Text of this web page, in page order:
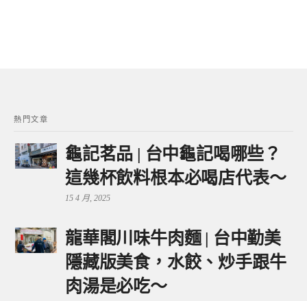
熱門文章
龜記茗品 | 台中龜記喝哪些？
這幾杯飲料根本必喝店代表～
15 4 月, 2025
龍華閣川味牛肉麵 | 台中勤美
隱藏版美食，水餃、炒手跟牛
肉湯是必吃～